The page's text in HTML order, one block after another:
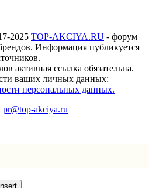
2025 TOP-AKCIYA.RU - форум
Информация публикуется
активная ссылка обязательна.
ваших личных данных:
персональных данных.
pr@top-akciya.ru
Insert